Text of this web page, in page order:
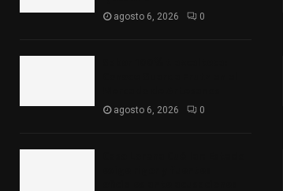
agosto 6, 2026 0
agosto 6, 2026 0